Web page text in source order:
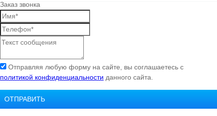
Заказ звонка
Отправляя любую форму на сайте, вы соглашаетесь с
политикой конфиденциальности данного сайта.
ОТПРАВИТЬ